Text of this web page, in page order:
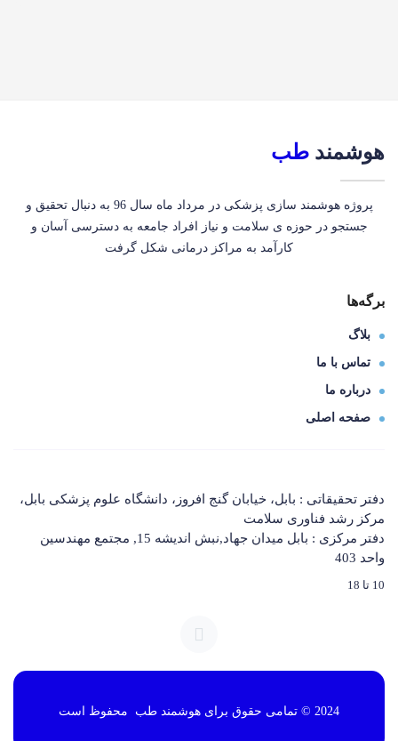
هوشمند طب
پروژه هوشمند سازی پزشکی در مرداد ماه سال 96 به دنبال تحقیق و
جستجو در حوزه ی سلامت و نیاز افراد جامعه به دسترسی آسان و
کارآمد به مراکز درمانی شکل گرفت
برگه‌ها
بلاگ
تماس با ما
درباره ما
صفحه اصلی
دفتر تحقیقاتی : بابل، خیابان گنج افروز، دانشگاه علوم پزشکی بابل،
مرکز رشد فناوری سلامت
دفتر مرکزی : بابل میدان جهاد,نبش اندیشه 15, مجتمع مهندسین
واحد 403
10 تا 18
2024 © تمامی حقوق برای هوشمند طب محفوظ است